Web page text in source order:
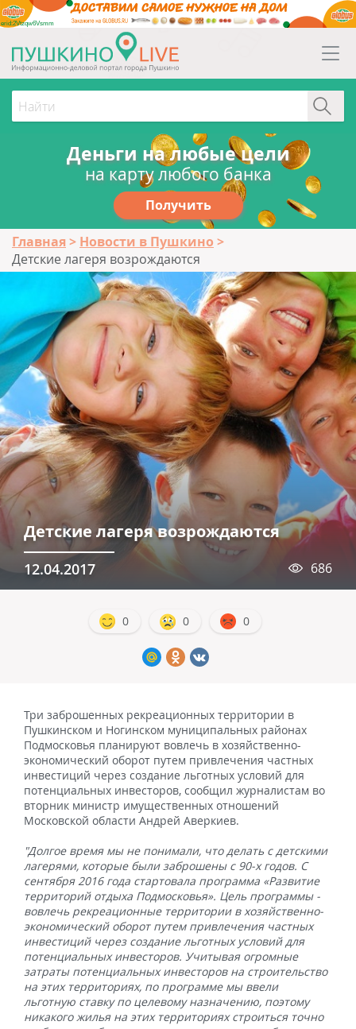
erid:2Vtzqw6Vsmm
Деньги на любые цели
на карту любого банка
Получить
Главная
Новости в Пушкино
Детские лагеря возрождаются
Детские лагеря возрождаются
12.04.2017 686
0 0 0
Три заброшенных рекреационных территории в
Пушкинском и Ногинском муниципальных районах
Подмосковья планируют вовлечь в хозяйственно-
экономический оборот путем привлечения частных
инвестиций через создание льготных условий для
потенциальных инвесторов, сообщил журналистам во
вторник министр имущественных отношений
Московской области Андрей Аверкиев.
"Долгое время мы не понимали, что делать с детскими
лагерями, которые были заброшены с 90-х годов. С
сентября 2016 года стартовала программа «Развитие
территорий отдыха Подмосковья». Цель программы -
вовлечь рекреационные территории в хозяйственно-
экономический оборот путем привлечения частных
инвестиций через создание льготных условий для
потенциальных инвесторов. Учитывая огромные
затраты потенциальных инвесторов на строительство
на этих территориях, по программе мы ввели
льготную ставку по целевому назначению, поэтому
никакого жилья на этих территориях строиться точно